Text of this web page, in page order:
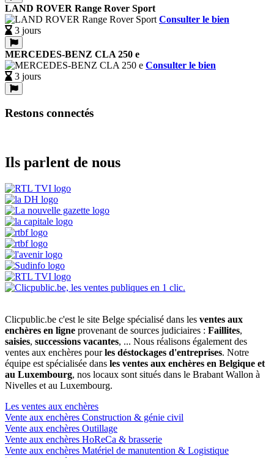
LAND ROVER Range Rover Sport
Consulter le bien
3 jours
MERCEDES-BENZ CLA 250 e
Consulter le bien
3 jours
Restons connectés
Ils parlent de nous
Clicpublic.be c'est le site Belge spécialisé dans les ventes aux
enchères en ligne provenant de sources judiciaires : Faillites,
saisies, successions vacantes, ... Nous réalisons également des
ventes aux enchères pourles déstockages d'entreprises. Notre
équipe est spécialisée dans les ventes aux enchères en Belgique et
au Luxembourg, nos locaux sont situés dans le Brabant Wallon à
Nivelles et au Luxembourg.
Les ventes aux enchères
Vente aux enchères Construction & génie civil
Vente aux enchères Outillage
Vente aux enchères HoReCa & brasserie
Vente aux enchères Matériel de manutention & Logistique